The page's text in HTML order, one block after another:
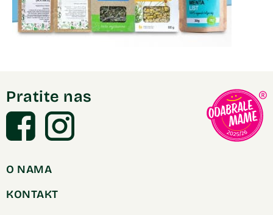
Pratite nas
O NAMA
KONTAKT